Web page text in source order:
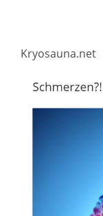
Kryosauna.net